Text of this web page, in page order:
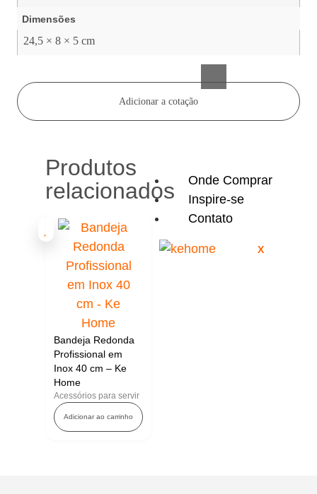
Onde Comprar
Inspire-se
Contato
X
Dimensões
24,5 × 8 × 5 cm
Adicionar a cotação
Produtos
relacionados
Bandeja Redonda
Profissional em
Inox 40 cm – Ke
Home
Acessórios para servir
Adicionar ao carrinho